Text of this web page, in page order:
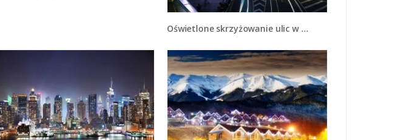
Oświetlone skrzyżowanie ulic w Szanghaju - AM446